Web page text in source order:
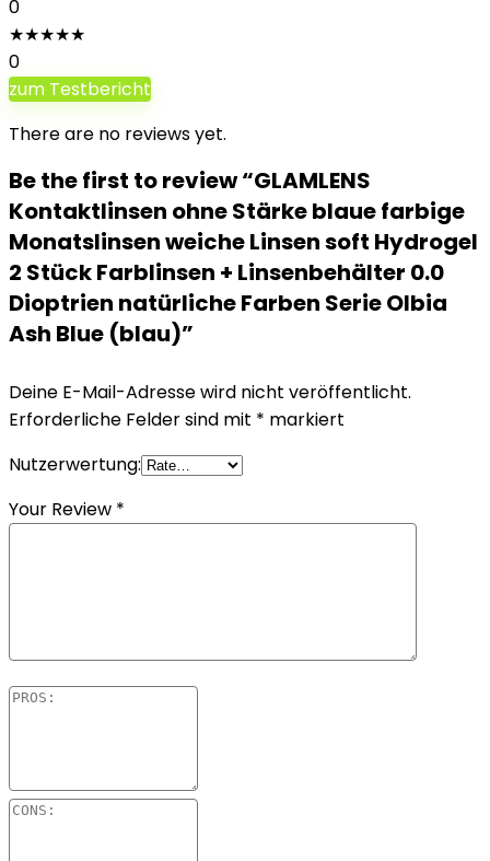
0
★★★★★
0
zum Testbericht
There are no reviews yet.
Be the first to review “GLAMLENS
Kontaktlinsen ohne Stärke blaue farbige
Monatslinsen weiche Linsen soft Hydrogel
2 Stück Farblinsen + Linsenbehälter 0.0
Dioptrien natürliche Farben Serie Olbia
Ash Blue (blau)”
Deine E-Mail-Adresse wird nicht veröffentlicht.
Erforderliche Felder sind mit * markiert
Nutzerwertung:
Your Review *